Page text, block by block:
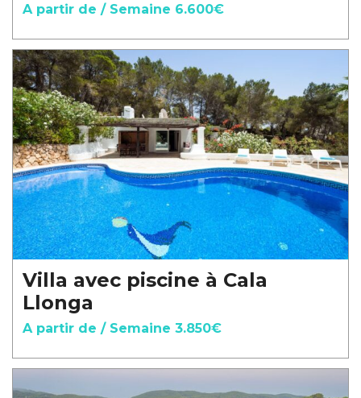
A partir de / Semaine 6.600€
Villa avec piscine à Cala
Llonga
A partir de / Semaine 3.850€